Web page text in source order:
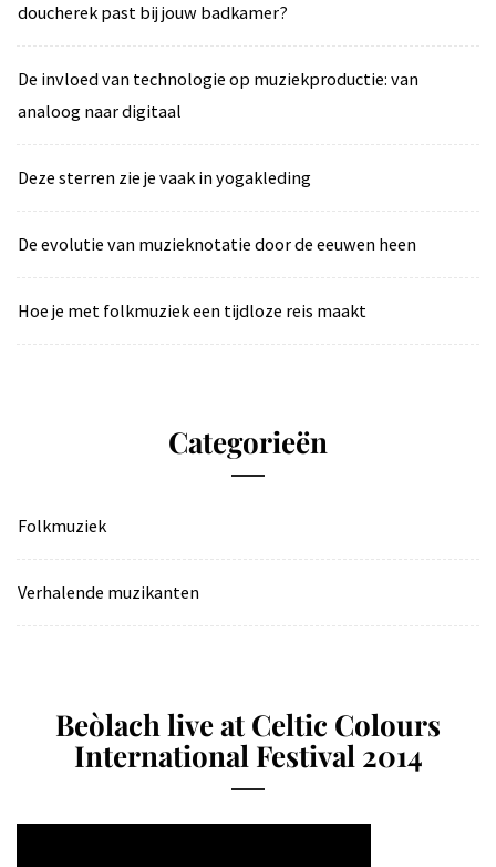
doucherek past bij jouw badkamer?
De invloed van technologie op muziekproductie: van
analoog naar digitaal
Deze sterren zie je vaak in yogakleding
De evolutie van muzieknotatie door de eeuwen heen
Hoe je met folkmuziek een tijdloze reis maakt
Categorieën
Folkmuziek
Verhalende muzikanten
Beòlach live at Celtic Colours
International Festival 2014